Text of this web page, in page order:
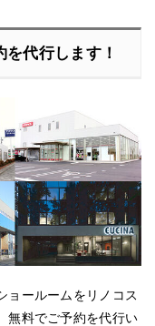
代行します！
ョールームをリノコス
無料でご予約を代行い